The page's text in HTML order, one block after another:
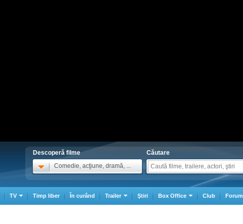
Descoperă filme
Comedie, acţiune, dramă, ...
Căutare
TV Timp liber În curând Trailer Ştiri Box Office Club Forum